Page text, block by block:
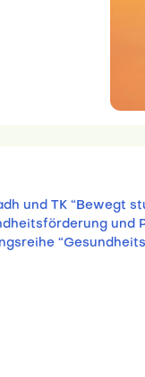
und TK “Bewegt
und